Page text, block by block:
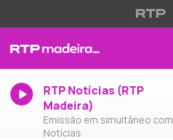
RTP Notícias (RTP
Madeira)
Emissão em simultâneo
Notícias